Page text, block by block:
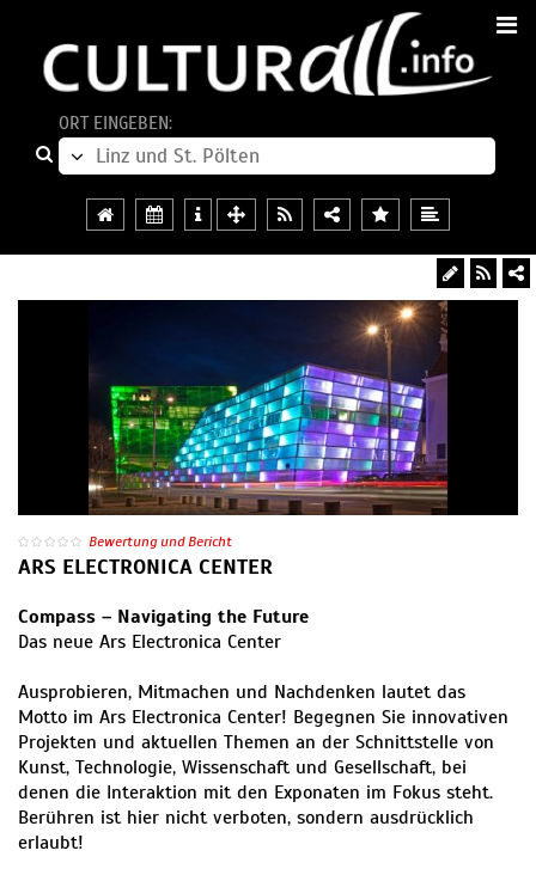
ORT EINGEBEN:
Bewertung und Bericht
ARS ELECTRONICA CENTER
Compass – Navigating the Future
Das neue Ars Electronica Center
Ausprobieren, Mitmachen und Nachdenken lautet das
Motto im Ars Electronica Center! Begegnen Sie innovativen
Projekten und aktuellen Themen an der Schnittstelle von
Kunst, Technologie, Wissenschaft und Gesellschaft, bei
denen die Interaktion mit den Exponaten im Fokus steht.
Berühren ist hier nicht verboten, sondern ausdrücklich
erlaubt!